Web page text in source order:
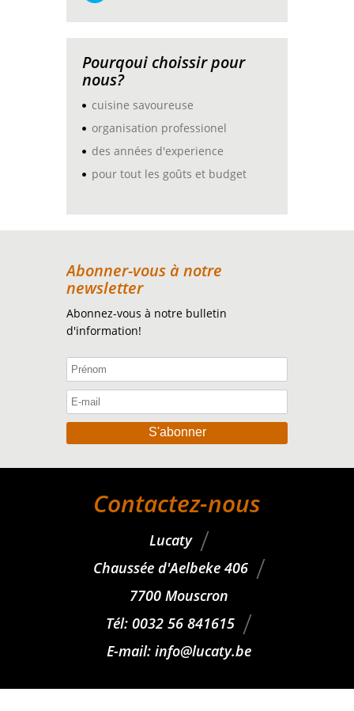
Pourqoui choissir pour
nous?
cuisine savoureuse​
organisation professionel
des années d'experience
pour tout les goûts et budget
Abonner-vous à notre
newsletter
Abonnez-vous à notre bulletin
d'information!
S'abonner
Contactez-nous
Lucaty
Chaussée d'Aelbeke 406
7700 Mouscron
Tél: 0032 56 841615
E-mail: info@lucaty.be